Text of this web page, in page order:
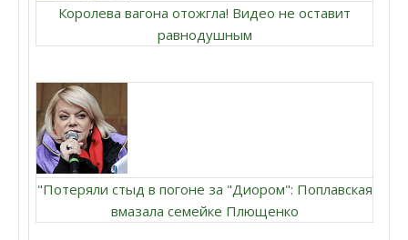
Королева вагона отожгла! Видео не оставит
равнодушным
"Потеряли стыд в погоне за "Диором": Поплавская
вмазала семейке Плющенко